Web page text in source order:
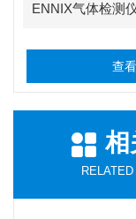
ENNIX气体检测
查
相